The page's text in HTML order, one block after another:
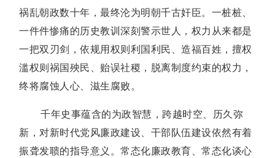
祸乱朝政数十年，最终沦为明朝千古奸臣。一桩桩、
一件件惨痛的历史教训深刻警示世人，权力从来都是
一把双刃剑，依规用权则利国利民、造福百姓，擅权
滥权则祸国殃民、贻误社稷，脱离制度约束的权力，
终将腐蚀人心、滋生腐败。
千年史事蕴含的为政智慧，跨越时空、历久弥
新，对新时代党风廉政建设、干部队伍建设依然有着
振聋发聩的指导意义。常态化廉政教育、常态化谈心